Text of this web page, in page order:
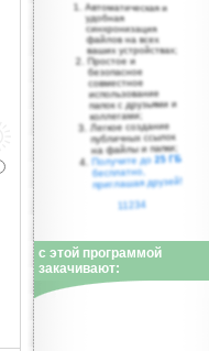
Автоматическая и
удобная
синхронизация
файлов на всех
ваших устройствах;
Простое и
безопасное
совместное
использование
папок с друзьями и
коллегами;
Легкое создание
публичных ссылок
на файлы и папки;
Получите до25 ГБ
бесплатно,
приглашая друзей!
11234
с этой программой
закачивают: